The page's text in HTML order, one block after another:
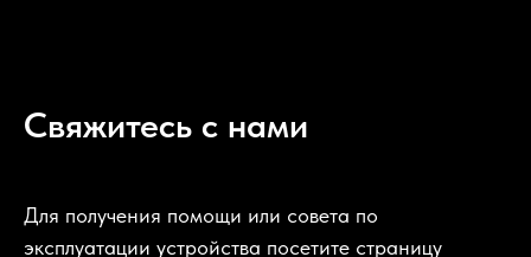
Свяжитесь с нами
Для получения помощи или совета по
эксплуатации устройства посетите страницу